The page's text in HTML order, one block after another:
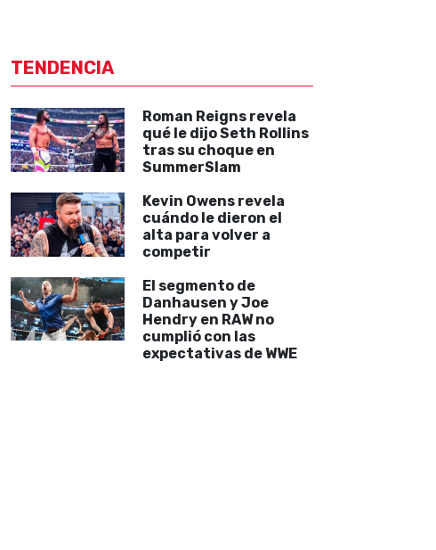
TENDENCIA
Roman Reigns revela
qué le dijo Seth Rollins
tras su choque en
SummerSlam
Kevin Owens revela
cuándo le dieron el
alta para volver a
competir
El segmento de
Danhausen y Joe
Hendry en RAW no
cumplió con las
expectativas de WWE